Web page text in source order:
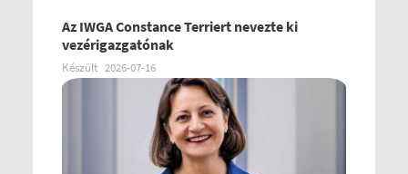
Az IWGA Constance Terriert nevezte ki
vezérigazgatónak
Készült 2026-07-16